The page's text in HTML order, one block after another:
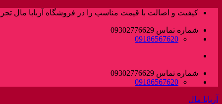
پرش
محتوا
کیفیت و اصالت با قیمت مناسب را در فروشگاه آربابا مال
شماره تماس 09302776629
09186567620
شماره تماس 09302776629
09186567620
آربابا مال